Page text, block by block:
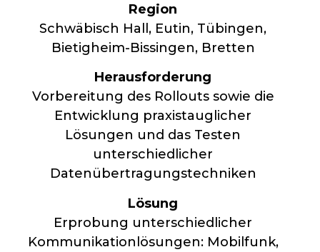
Region
Schwäbisch Hall, Eutin, Tübingen,
Bietigheim-Bissingen, Bretten
Herausforderung
Vorbereitung des Rollouts sowie die
Entwicklung praxistauglicher
Lösungen und das Testen
unterschiedlicher
Datenübertragungstechniken
Lösung
Erprobung unterschiedlicher
Kommunikationlösungen: Mobilfunk,